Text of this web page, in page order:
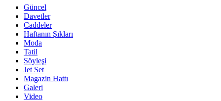
Güncel
Davetler
Caddeler
Haftanın Şıkları
Moda
Tatil
Söyleşi
Jet Set
Magazin Hattı
Galeri
Video